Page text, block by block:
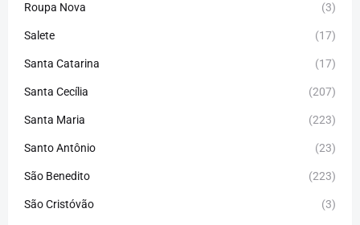
Roupa Nova (3)
Salete (17)
Santa Catarina (17)
Santa Cecília (207)
Santa Maria (223)
Santo Antônio (23)
São Benedito (223)
São Cristóvão (3)